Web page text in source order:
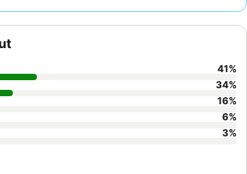
aamiaisen laadukkaista, tuoreista
lukien huomattava
kaipaavien vieraiden kannattaa
puolelta.
41%
34%
16%
6%
3%